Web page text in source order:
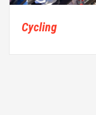
Cycling